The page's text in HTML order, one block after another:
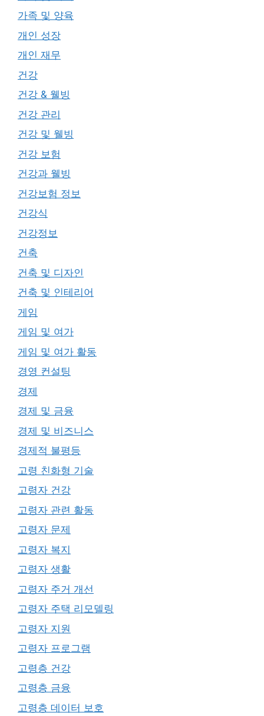
가족 및 양육
개인 성장
개인 재무
건강
건강 & 웰빙
건강 관리
건강 및 웰빙
건강 보험
건강과 웰빙
건강보험 정보
건강식
건강정보
건축
건축 및 디자인
건축 및 인테리어
게임
게임 및 여가
게임 및 여가 활동
경영 컨설팅
경제
경제 및 금융
경제 및 비즈니스
경제적 불평등
고령 친화형 기술
고령자 건강
고령자 관련 활동
고령자 문제
고령자 복지
고령자 생활
고령자 주거 개선
고령자 주택 리모델링
고령자 지원
고령자 프로그램
고령층 건강
고령층 금융
고령층 데이터 보호